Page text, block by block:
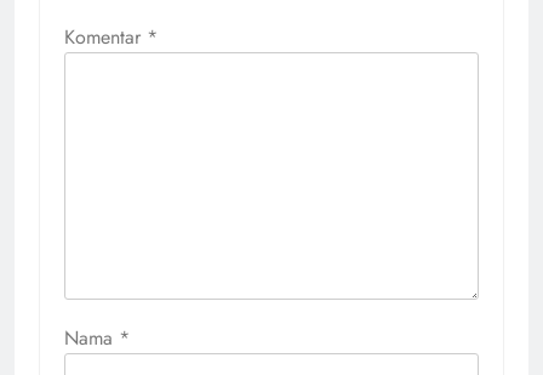
Komentar *
Nama *